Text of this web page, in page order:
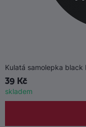
Kulatá samolepka
39 Kč
skladem